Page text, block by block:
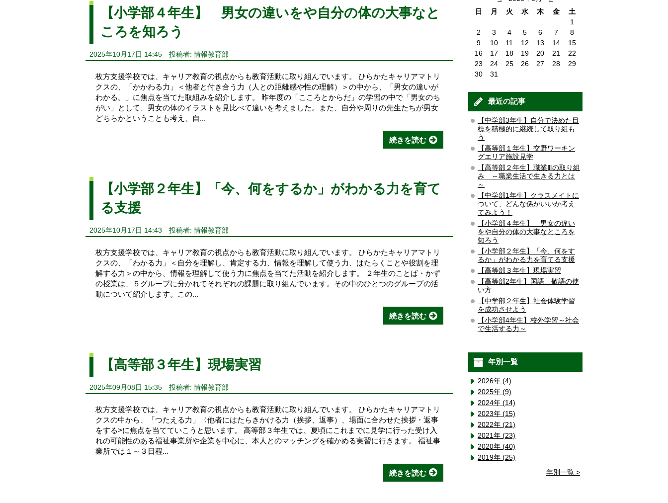
【小学部４年生】 男女の違いをや自分の体の大事なと
ころを知ろう
2025年10月17日 14:45 投稿者: 情報教育部
枚方支援学校では、キャリア教育の視点からも教育活動に取り組んでいます。 ひらかたキャリアマトリ
クスの、「かかわる力」＜他者と付き合う力（人との距離感や性の理解）＞の中から、「男女の違いが
わかる。」に焦点を当てた取組みを紹介します。 昨年度の「こころとからだ」の学習の中で「男女のち
がい」として、男女の体のイラストを見比べて違いを考えました。また、自分や周りの先生たちが男女
どちらかということも考え、自...
続きを読む
【小学部２年生】「今、何をするか」がわかる力を育て
る支援
2025年10月17日 14:43 投稿者: 情報教育部
枚方支援学校では、キャリア教育の視点からも教育活動に取り組んでいます。 ひらかたキャリアマトリ
クスの、「わかる力」＜自分を理解し、肯定する力、情報を理解して使う力、はたらくことや役割を理
解する力＞の中から、情報を理解して使う力に焦点を当てた活動を紹介します。 ２年生のことば・かず
の授業は、５グループに分かれてそれぞれの課題に取り組んでいます。その中のひとつのグループの活
動について紹介します。この...
続きを読む
【高等部３年生】現場実習
2025年09月08日 15:35 投稿者: 情報教育部
枚方支援学校では、キャリア教育の視点からも教育活動に取り組んでいます。 ひらかたキャリアマトリ
クスの中から、「つたえる力」〈他者にはたらきかける力（挨拶、返事）、場面に合わせた挨拶・返事
をする>に焦点を当てていこうと思います。 高等部３年生では、夏頃にこれまでに見学に行った受け入
れの可能性のある福祉事業所や企業を中心に、本人とのマッチングを確かめる実習に行きます。 福祉事
業所では１～３日程...
続きを読む
日
月 火 水 木 金
土
1
2
3 4 5 6 7
8
9
10 11 12 13 14
15
16
17 18 19 20 21
22
23
24 25 26 27 28
29
30
31
最近の記事
【中学部3年生】自分で決めた目
標を積極的に継続して取り組も
う
【高等部１年生】交野ワーキン
グエリア施設見学
【高等部２年生】職業Ⅲの取り組
み ～職業生活で生きる力とは
～
【中学部1年生】クラスメイトに
ついて、どんな係がいいか考え
てみよう！
【小学部４年生】 男女の違い
をや自分の体の大事なところを
知ろう
【小学部２年生】「今、何をす
るか」がわかる力を育てる支援
【高等部３年生】現場実習
【高等部2年生】国語 敬語の使
い方
【中学部２年生】社会体験学習
を成功させよう
【小学部4年生】校外学習～社会
で生活する力～
年別一覧
2026年 (4)
2025年 (9)
2024年 (14)
2023年 (15)
2022年 (21)
2021年 (23)
2020年 (40)
2019年 (25)
年別一覧 >